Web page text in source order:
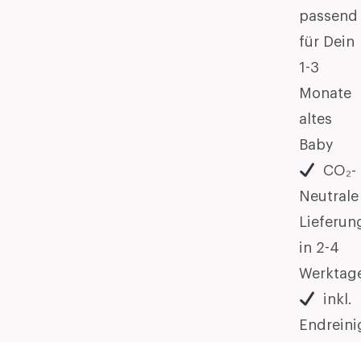
passend
für Dein
1-3
Monate
altes
Baby
CO₂-
Neutrale
in 2-4
inkl.